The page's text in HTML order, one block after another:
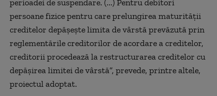
perioadei de suspendare. (...) Pentru debitori
persoane fizice pentru care prelungirea maturităţii
creditelor depăşeşte limita de vârstă prevăzută prin
reglementările creditorilor de acordare a creditelor,
creditorii procedează la restructurarea creditelor cu
depăşirea limitei de vârstă”, prevede, printre altele,
proiectul adoptat.